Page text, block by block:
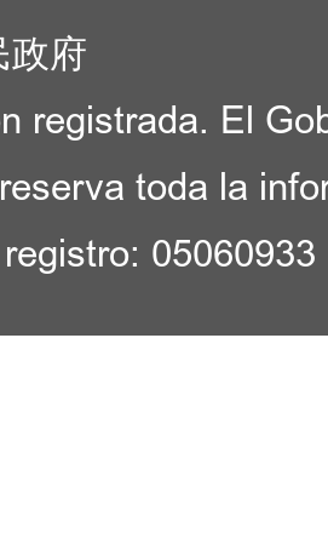
政府
registrada. El
toda la
05060933